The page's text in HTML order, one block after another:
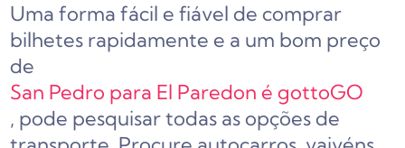
Uma forma fácil e fiável de comprar
bilhetes rapidamente e a um bom preço
de
San Pedro para El Paredon é gottoGO
, pode pesquisar todas as opções de